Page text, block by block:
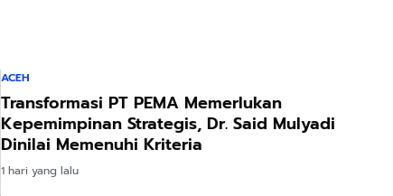
PEMERINTAH ACEH
57.485 Hektare Sawah Aceh Terdampak
Bencana, Mualem Minta Kementan Percepat
Pemulihan